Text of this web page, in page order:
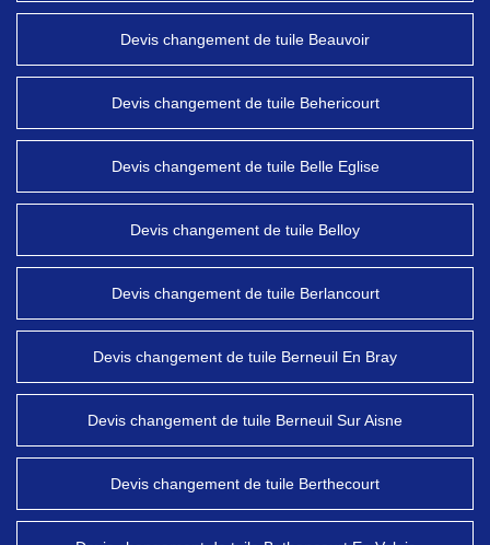
Devis changement de tuile Beauvoir
Devis changement de tuile Behericourt
Devis changement de tuile Belle Eglise
Devis changement de tuile Belloy
Devis changement de tuile Berlancourt
Devis changement de tuile Berneuil En Bray
Devis changement de tuile Berneuil Sur Aisne
Devis changement de tuile Berthecourt